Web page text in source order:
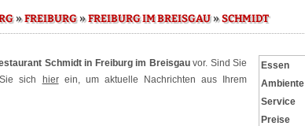
»FREIBURG»FREIBURG IM BREISGAU»SCHMIDT
Schmidt in Freiburg im Breisgauvor. Sind Sie
sich
hierein, um aktuelle Nachrichten aus Ihrem
Essen
Ambiente
Service
Preise